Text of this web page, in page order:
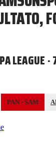
LEAGUE
PAN · SAM